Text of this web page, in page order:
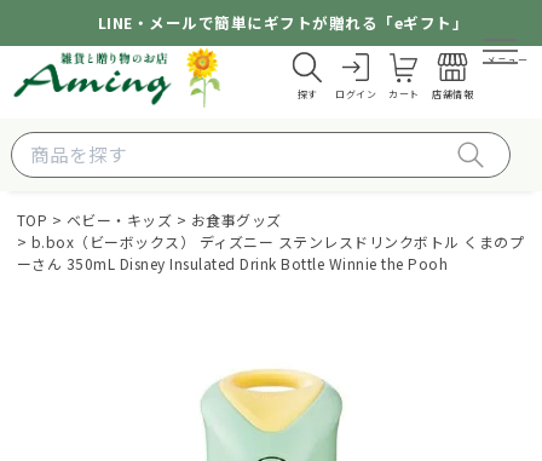
LINE・メールで簡単にギフトが贈れる「eギフト」
探す ログイン カート 店舗情報
メニュー
TOP ベビー・キッズ
お食事グッズ
b.box（ビーボックス） ディズニー ステンレスドリンクボトル くまのプ
ーさん 350mL Disney Insulated Drink Bottle Winnie the Pooh